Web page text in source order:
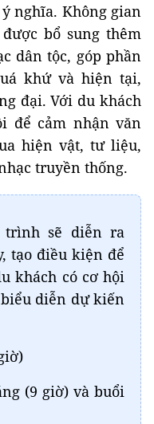
nghĩa. Không gian
bổ sung thêm
dân tộc, góp phần
khứ và hiện tại,
đại. Với du khách
để cảm nhận văn
hiện vật, tư liệu,
truyền thống.
trình sẽ diễn ra
tạo điều kiện để
khách có cơ hội
diễn dự kiến
(9 giờ) và buổi